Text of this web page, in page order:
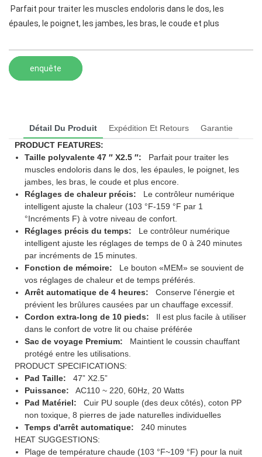
Parfait pour traiter les muscles endoloris dans le dos, les
épaules, le poignet, les jambes, les bras, le coude et plus
enquête
Détail Du Produit Expédition Et Retours
Garantie
PRODUCT FEATURES:
Taille polyvalente 47 ″ X2.5 ″:
Parfait pour traiter les
muscles endoloris dans le dos, les épaules, le poignet, les
jambes, les bras, le coude et plus encore.
Réglages de chaleur précis:
Le contrôleur numérique
intelligent ajuste la chaleur (103 °F-159 °F par 1
°Incréments F) à votre niveau de confort.
Réglages précis du temps:
Le contrôleur numérique
intelligent ajuste les réglages de temps de 0 à 240 minutes
par incréments de 15 minutes.
Fonction de mémoire:
Le bouton «MEM» se souvient de
vos réglages de chaleur et de temps préférés.
Arrêt automatique de 4 heures:
Conserve l'énergie et
prévient les brûlures causées par un chauffage excessif.
Cordon extra-long de 10 pieds:
Il est plus facile à utiliser
dans le confort de votre lit ou chaise préférée
Sac de voyage Premium:
Maintient le coussin chauffant
protégé entre les utilisations.
PRODUCT SPECIFICATIONS:
Pad Taille:
47” X2.5”
Puissance:
AC110 ~ 220, 60Hz, 20 Watts
Pad Matériel:
Cuir PU souple (des deux côtés), coton PP
non toxique, 8 pierres de jade naturelles individuelles
Temps d'arrêt automatique:
240 minutes
HEAT SUGGESTIONS:
Plage de température chaude (103 °F~109 °F) pour la nuit